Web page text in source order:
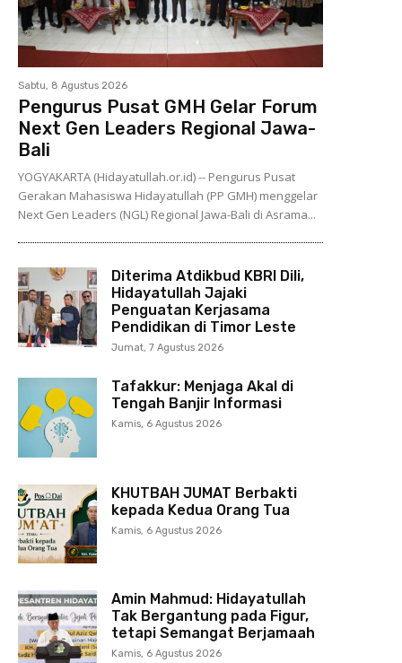
Sabtu, 8 Agustus 2026
Pengurus Pusat GMH Gelar Forum
Next Gen Leaders Regional Jawa-
Bali
YOGYAKARTA (Hidayatullah.or.id) -- Pengurus Pusat
Gerakan Mahasiswa Hidayatullah (PP GMH) menggelar
Next Gen Leaders (NGL) Regional Jawa-Bali di Asrama...
Diterima Atdikbud KBRI Dili,
Hidayatullah Jajaki
Penguatan Kerjasama
Pendidikan di Timor Leste
Jumat, 7 Agustus 2026
Tafakkur: Menjaga Akal di
Tengah Banjir Informasi
Kamis, 6 Agustus 2026
KHUTBAH JUMAT Berbakti
kepada Kedua Orang Tua
Kamis, 6 Agustus 2026
Amin Mahmud: Hidayatullah
Tak Bergantung pada Figur,
tetapi Semangat Berjamaah
Kamis, 6 Agustus 2026